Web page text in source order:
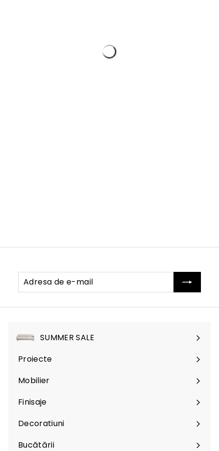
Adresa
de
mail
Abonati-
va
SUMMER SALE
Proiecte
Mobilier
Expand
submenu
Finisaje
Expand
submenu
Decoratiuni
Expand
submenu
Bucătării